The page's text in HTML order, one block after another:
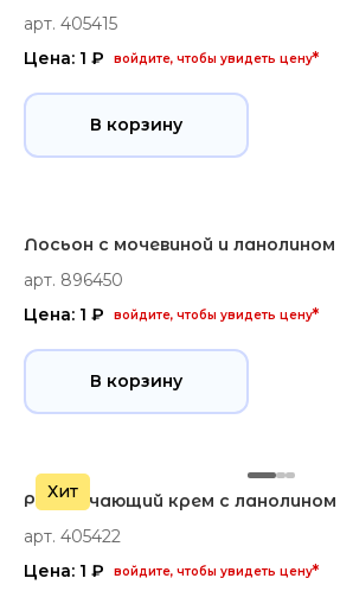
арт. 405415
Цена: 1 ₽
войдите, чтобы увидеть цену*
В корзину
Лосьон с мочевиной и ланолином
арт. 896450
Цена: 1 ₽
войдите, чтобы увидеть цену*
В корзину
Хит
Размягчающий крем с ланолином
арт. 405422
Цена: 1 ₽
войдите, чтобы увидеть цену*